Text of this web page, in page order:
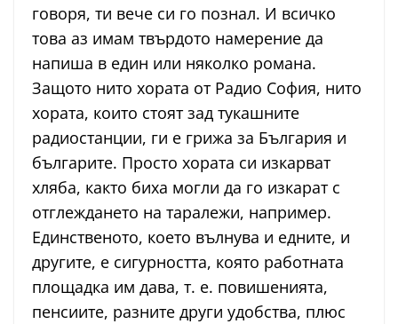
говоря, ти вече си го познал. И всичко
това аз имам твърдото намерение да
напиша в един или няколко романа.
Защото нито хората от Радио София, нито
хората, които стоят зад тукашните
радиостанции, ги е грижа за България и
българите. Просто хората си изкарват
хляба, както биха могли да го изкарат с
отглеждането на таралежи, например.
Единственото, което вълнува и едните, и
другите, е сигурността, която работната
площадка им дава, т. е. повишенията,
пенсиите, разните други удобства, плюс